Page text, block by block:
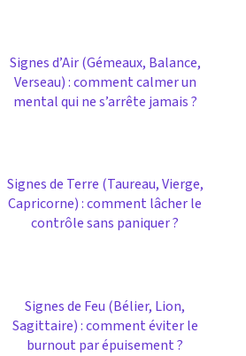
Signes d’Air (Gémeaux, Balance,
Verseau) : comment calmer un
mental qui ne s’arrête jamais ?
Signes de Terre (Taureau, Vierge,
Capricorne) : comment lâcher le
contrôle sans paniquer ?
Signes de Feu (Bélier, Lion,
Sagittaire) : comment éviter le
burnout par épuisement ?